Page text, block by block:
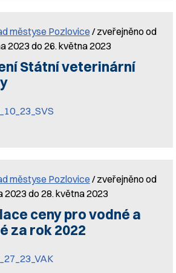
městyse Pozlovice / zveřejněno od
2023 do 26. května 2023
Státní veterinární
městyse Pozlovice / zveřejněno od
2023 do 28. května 2023
ceny pro vodné a
za rok 2022